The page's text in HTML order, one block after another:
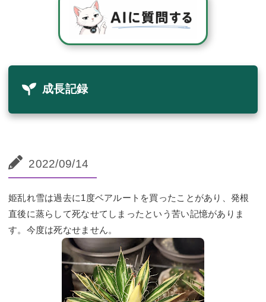
成長記録
2022/09/14
姫乱れ雪は過去に1度ベアルートを買ったことがあり、発根
直後に蒸らして死なせてしまったという苦い記憶がありま
す。今度は死なせません。